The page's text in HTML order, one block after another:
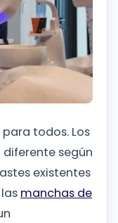
todos. Los
según
existentes
manchas de